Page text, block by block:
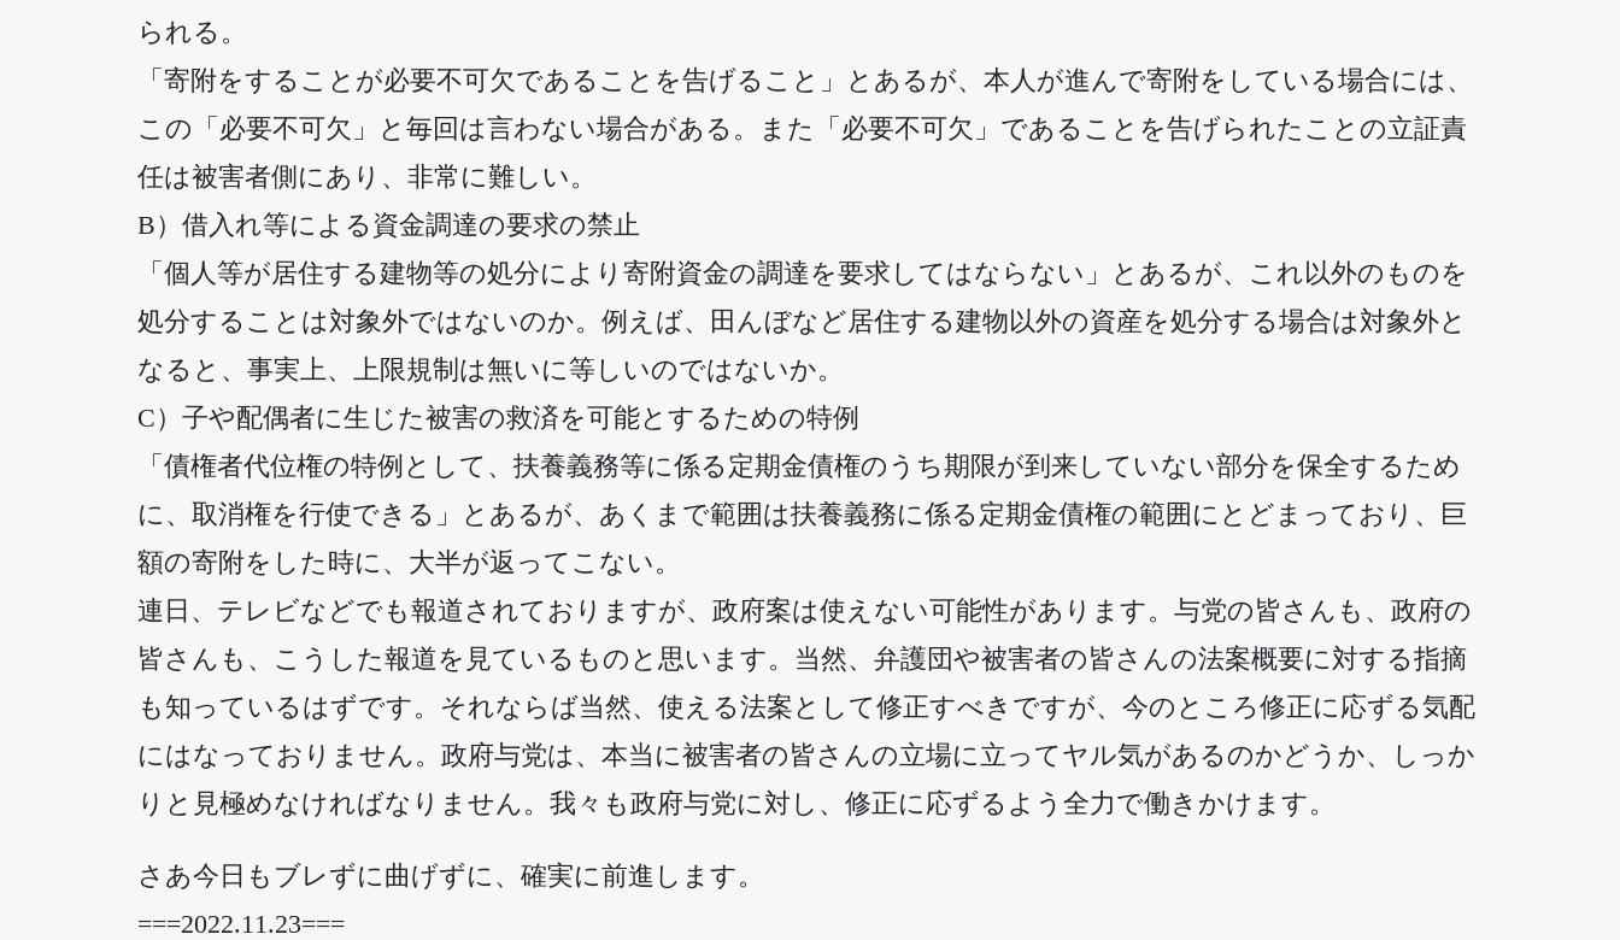
られる。
「寄附をすることが必要不可欠であることを告げること」とあるが、本人が進んで寄附をしている場合には、
この「必要不可欠」と毎回は言わない場合がある。また「必要不可欠」であることを告げられたことの立証責
任は被害者側にあり、非常に難しい。
B）借入れ等による資金調達の要求の禁止
「個人等が居住する建物等の処分により寄附資金の調達を要求してはならない」とあるが、これ以外のものを
処分することは対象外ではないのか。例えば、田んぼなど居住する建物以外の資産を処分する場合は対象外と
なると、事実上、上限規制は無いに等しいのではないか。
C）子や配偶者に生じた被害の救済を可能とするための特例
「債権者代位権の特例として、扶養義務等に係る定期金債権のうち期限が到来していない部分を保全するため
に、取消権を行使できる」とあるが、あくまで範囲は扶養義務に係る定期金債権の範囲にとどまっており、巨
額の寄附をした時に、大半が返ってこない。
連日、テレビなどでも報道されておりますが、政府案は使えない可能性があります。与党の皆さんも、政府の
皆さんも、こうした報道を見ているものと思います。当然、弁護団や被害者の皆さんの法案概要に対する指摘
も知っているはずです。それならば当然、使える法案として修正すべきですが、今のところ修正に応ずる気配
にはなっておりません。政府与党は、本当に被害者の皆さんの立場に立ってヤル気があるのかどうか、しっか
りと見極めなければなりません。我々も政府与党に対し、修正に応ずるよう全力で働きかけます。
さあ今日もブレずに曲げずに、確実に前進します。
===2022.11.23===